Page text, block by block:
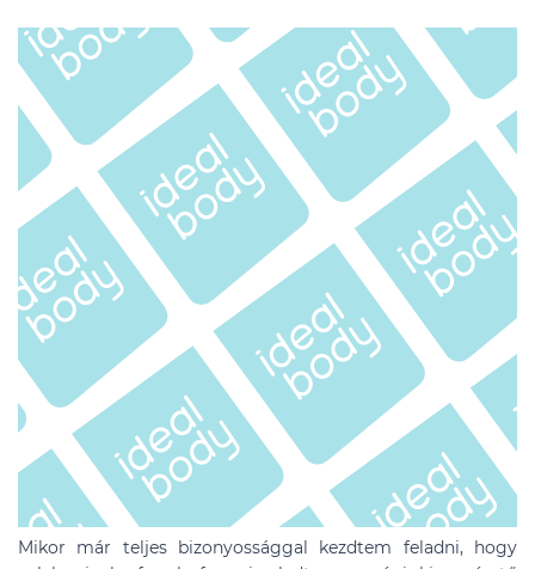
Mikor már teljes bizonyossággal kezdtem feladni, hogy